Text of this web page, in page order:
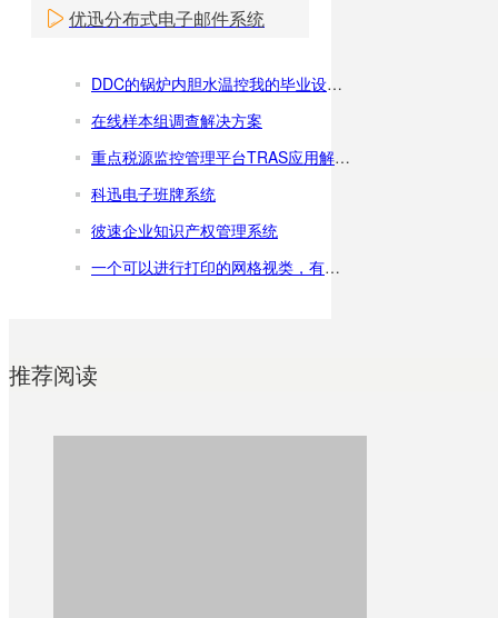
优迅分布式电子邮件系统
DDC的锅炉内胆水温控我的毕业设计1-word全文下载
在线样本组调查解决方案
重点税源监控管理平台TRAS应用解决方案
科迅电子班牌系统
彼速企业知识产权管理系统
一个可以进行打印的网格视类，有详细的程序文档，推荐学习
推荐阅读